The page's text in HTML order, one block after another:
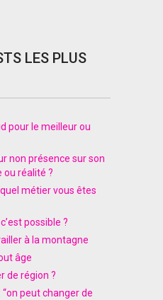
LES PLUS
pour le meilleur ou
non présence sur son
ou réalité ?
métier vous êtes
possible ?
à la montagne
âge
de région ?
peut changer de